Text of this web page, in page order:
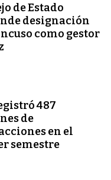
de Estado
designación
como gestor
487
de
en el
semestre